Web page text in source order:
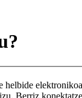
helbide